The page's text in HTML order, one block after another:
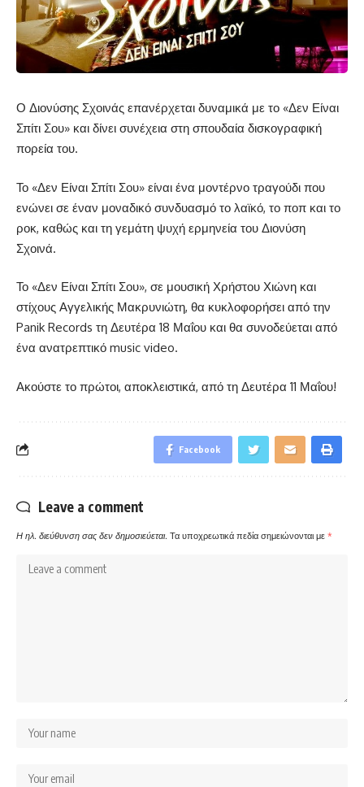
Ο Διονύσης Σχοινάς επανέρχεται δυναμικά με το «Δεν Είναι
Σπίτι Σου» και δίνει συνέχεια στη σπουδαία δισκογραφική
πορεία του.
Το «Δεν Είναι Σπίτι Σου» είναι ένα μοντέρνο τραγούδι που
ενώνει σε έναν μοναδικό συνδυασμό το λαϊκό, το ποπ και το
ροκ, καθώς και τη γεμάτη ψυχή ερμηνεία του Διονύση
Σχοινά.
Το «Δεν Είναι Σπίτι Σου», σε μουσική Χρήστου Χιώνη και
στίχους Αγγελικής Μακρυνιώτη, θα κυκλοφορήσει από την
Panik Records τη Δευτέρα 18 Μαΐου και θα συνοδεύεται από
ένα ανατρεπτικό music video.
Ακούστε το πρώτοι, αποκλειστικά, από τη Δευτέρα 11 Μαΐου!
Facebook
Leave a comment
Η ηλ. διεύθυνση σας δεν δημοσιεύεται. Τα υποχρεωτικά πεδία σημειώνονται με *